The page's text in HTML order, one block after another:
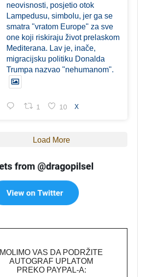
neovisnosti, posjetio otok
Lampedusu, simbolu, jer ga se
smatra "vratom Europe" za sve
one koji riskiraju život prelaskom
Mediterana. Lav je, inače,
migracijsku politiku Donalda
Trumpa nazvao "nehumanom".
1 10 X
Load More
MOLIMO VAS DA PODRŽITE
AUTOGRAF UPLATOM
PREKO PAYPAL-A: